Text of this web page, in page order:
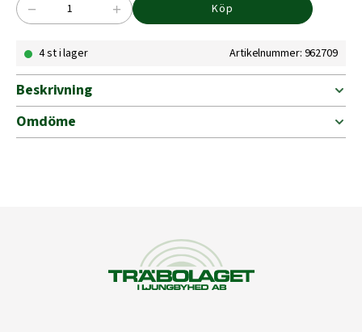
GRENUTTAG
BRYTARE
IP44
mängd
− + Köp
4 st i lager Artikelnummer: 962709
Beskrivning
Omdöme